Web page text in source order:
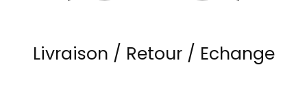
Livraison / Retour / Echange